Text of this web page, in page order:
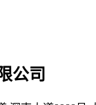
公司